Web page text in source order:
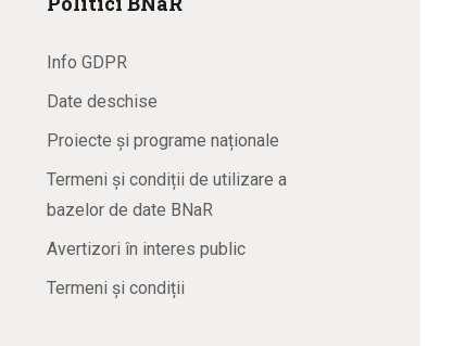
Info GDPR
Date deschise
Proiecte și programe naționale
Termeni și condiții de utilizare a
bazelor de date BNaR
Avertizori în interes public
Termeni și condiții